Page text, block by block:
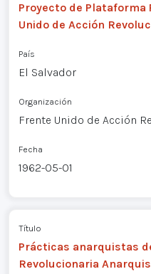
Proyecto de
Unido de Acción
País
El Salvador
Organización
Frente Unido de Acción
Fecha
1962-05-01
Título
Prácticas anarquistas
Revolucionaria